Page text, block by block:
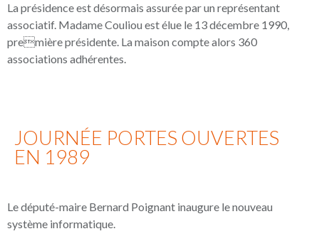
La présidence est désormais assurée par un représentant
associatif. Madame Couliou est élue le 13 décembre 1990,
première présidente. La maison compte alors 360
associations adhérentes.
JOURNÉE PORTES OUVERTES
EN 1989
Le député-maire Bernard Poignant inaugure le nouveau
système informatique.